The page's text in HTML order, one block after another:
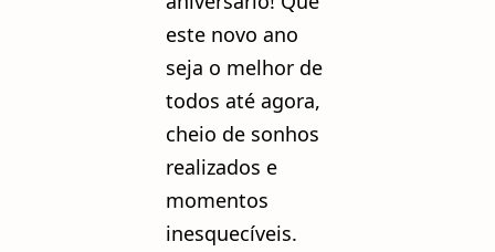
este novo ano
seja o melhor de
todos até agora,
cheio de sonhos
realizados e
momentos
inesquecíveis.